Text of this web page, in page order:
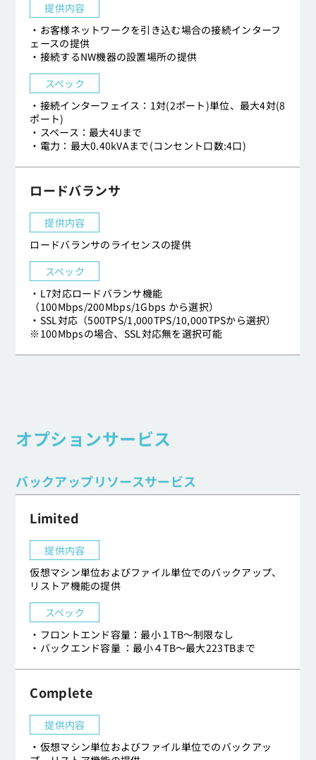
提供内容
・お客様ネットワークを引き込む場合の接続インターフ
ェースの提供
・接続するNW機器の設置場所の提供
スペック
・接続インターフェイス：1対(2ポート)単位、最大4対(8
ポート)
・スペース：最大4Uまで
・電力：最大0.40kVAまで(コンセント口数:4口)
ロードバランサ
提供内容
ロードバランサのライセンスの提供
スペック
・L7対応ロードバランサ機能
（100Mbps/200Mbps/1Gbps から選択）
・SSL対応（500TPS/1,000TPS/10,000TPSから選択）
※100Mbpsの場合、SSL対応無を選択可能
オプションサービス
バックアップリソースサービス
Limited
提供内容
仮想マシン単位およびファイル単位でのバックアップ、
リストア機能の提供
スペック
・フロントエンド容量：最小１TB～制限なし
・バックエンド容量 ：最小４TB～最大223TBまで
Complete
提供内容
・仮想マシン単位およびファイル単位でのバックアッ